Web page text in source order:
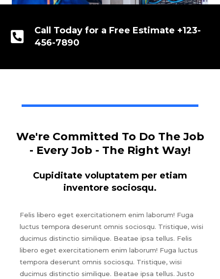
Call Today for a Free Estimate +123-
456-7890
We're Committed To Do The Job
- Every Job - The Right Way!
Cupiditate voluptatem per etiam
inventore sociosqu.
Felis libero eget exercitationem enim laborum! Fuga
luctus tempora deserunt omnis sociosqu. Tristique, wisi
ducimus distinctio similique. Beatae ipsa tellus. Felis
libero eget exercitationem enim laborum! Fuga luctus
tempora deserunt omnis sociosqu. Tristique, wisi
ducimus distinctio similique. Beatae ipsa tellus. Justo